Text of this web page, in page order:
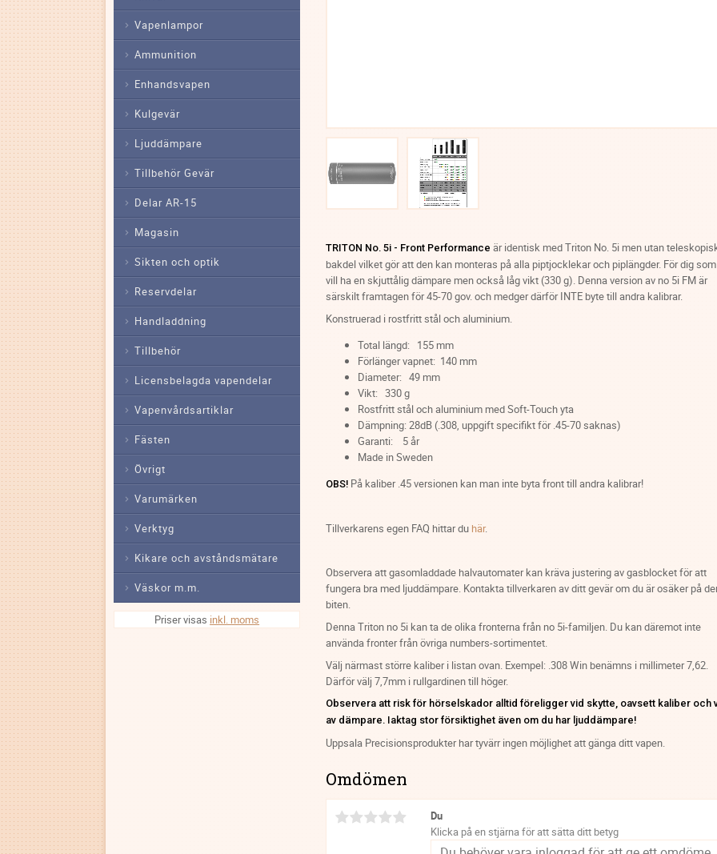
TRITON No. 5i - Front Performance är identisk med Triton No. 5i men utan
bakdel vilket gör att den kan monteras på alla piptjocklekar och piplängder. För dig som
vill ha en skjuttålig dämpare men också låg vikt (330 g). Denna version av no 5i FM är
särskilt framtagen för 45-70 gov. och medger därför INTE byte till andra kalibrar.
Konstruerad i rostfritt stål och aluminium.
Total längd: 155 mm
Förlänger vapnet: 140 mm
Diameter: 49 mm
Vikt: 330 g
Rostfritt stål och aluminium med Soft-Touch yta
Dämpning: 28dB (.308, uppgift specifikt för .45-70 saknas)
Garanti: 5 år
Made in Sweden
OBS! På kaliber .45 versionen kan man inte byta front till andra kalibrar!
Tillverkarens egen FAQ hittar du här.
Observera att gasomladdade halvautomater kan kräva justering av gasblocket för att
fungera bra med ljuddämpare. Kontakta tillverkaren av ditt gevär om du är osäker på
biten.
Denna Triton no 5i kan ta de olika fronterna från no 5i-familjen. Du kan däremot inte
använda fronter från övriga numbers-sortimentet.
Välj närmast större kaliber i listan ovan. Exempel: .308 Win benämns i millimeter 7,62.
Därför välj 7,7mm i rullgardinen till höger.
Observera att risk för hörselskador alltid föreligger vid skytte, oavsett kaliber och
av dämpare. Iaktag stor försiktighet även om du har ljuddämpare!
Uppsala Precisionsprodukter har tyvärr ingen möjlighet att gänga ditt vapen.
Omdömen
Du
Klicka på en stjärna för att sätta ditt betyg
Vapenlampor
Ammunition
Enhandsvapen
Kulgevär
Ljuddämpare
Tillbehör Gevär
Delar AR-15
Magasin
Sikten och optik
Reservdelar
Handladdning
Tillbehör
Licensbelagda vapendelar
Vapenvårdsartiklar
Fästen
Övrigt
Varumärken
Verktyg
Kikare och avståndsmätare
Väskor m.m.
Priser visas inkl. moms